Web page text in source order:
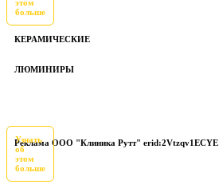
этом
больше
КЕРАМИЧЕСКИЕ
ЛЮМИНИРЫ
Реклама ООО "Клиника Рутт" erid:2Vtzqv1ECYE
Узнать
об
этом
больше